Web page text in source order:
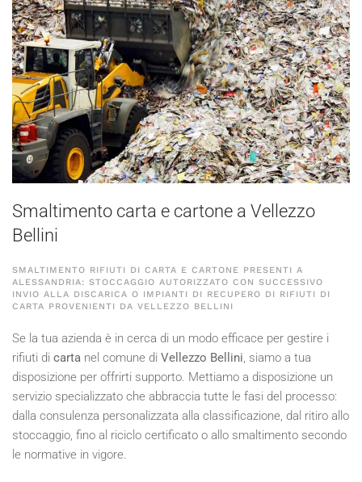
Smaltimento carta e cartone a Vellezzo
Bellini
SMALTIMENTO RIFIUTI DI CARTA E CARTONE PRESENTI A
ALESSANDRIA: STOCCAGGIO AUTORIZZATO CON SUCCESSIVO
INVIO ALLA DISCARICA O IMPIANTI DI RECUPERO DI RIFIUTI DI
CARTA PROVENIENTI DA VELLEZZO BELLINI
Se la tua azienda è in cerca di un modo efficace per gestire i
rifiuti di carta nel comune di Vellezzo Bellini, siamo a tua
disposizione per offrirti supporto. Mettiamo a disposizione un
servizio specializzato che abbraccia tutte le fasi del processo:
dalla consulenza personalizzata alla classificazione, dal ritiro allo
stoccaggio, fino al riciclo certificato o allo smaltimento secondo
le normative in vigore.